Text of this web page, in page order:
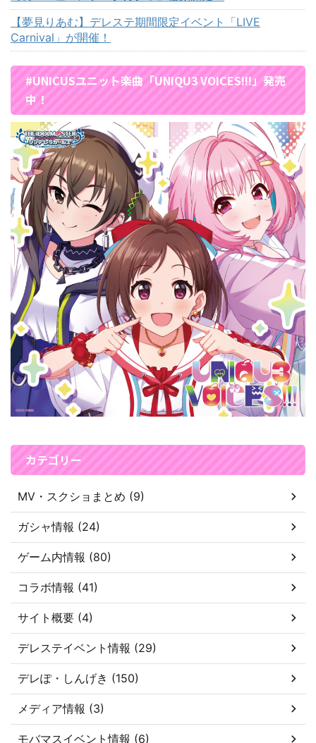
【夢見りあむ】デレステ期間限定イベント「LIVE
Carnival」が開催！
#UNICUSユニット楽曲「UNIQU3 VOICES!!!」発売
中！
カテゴリー
MV・スクショまとめ (9)
ガシャ情報 (24)
ゲーム内情報 (80)
コラボ情報 (41)
サイト概要 (4)
デレステイベント情報 (29)
デレぽ・しんげき (150)
メディア情報 (3)
モバマスイベント情報 (6)